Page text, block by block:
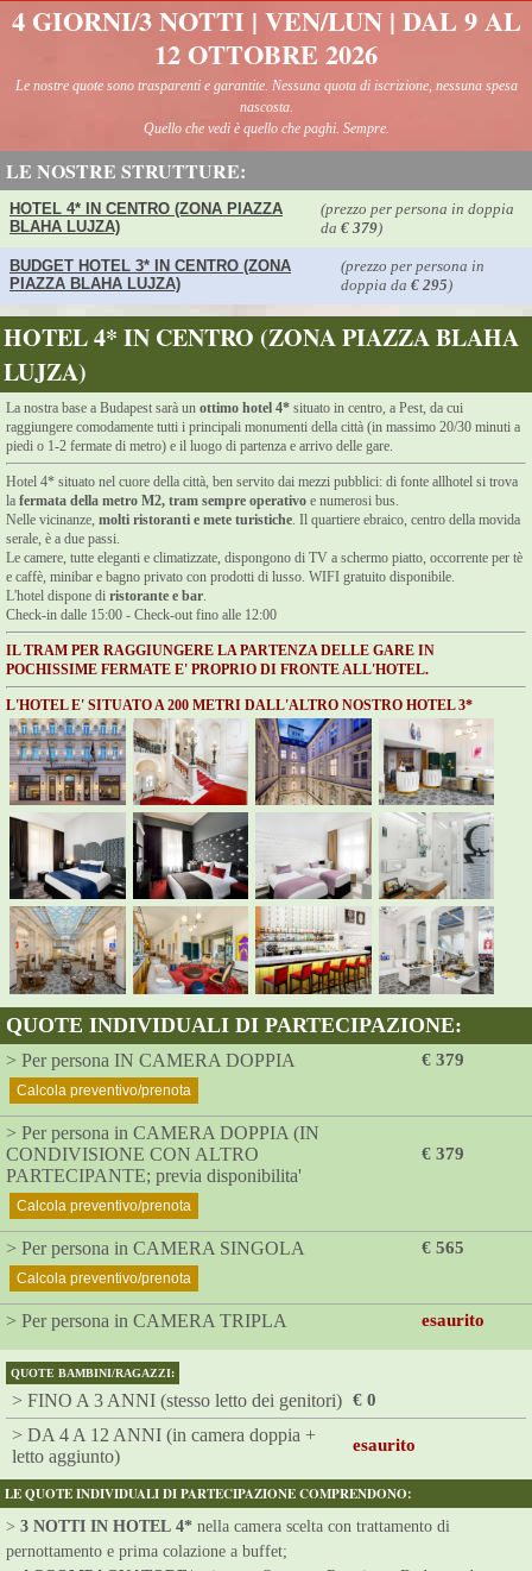
4 GIORNI/3 NOTTI | VEN/LUN | DAL 9 AL
12 OTTOBRE 2026
Le nostre quote sono trasparenti e garantite. Nessuna quota di iscrizione, nessuna spesa
nascosta.
Quello che vedi è quello che paghi. Sempre.
LE NOSTRE STRUTTURE:
HOTEL 4* IN CENTRO (ZONA PIAZZA
BLAHA LUJZA)
(prezzo per persona in doppia
da€ 379)
BUDGET HOTEL 3* IN CENTRO (ZONA
PIAZZA BLAHA LUJZA)
(prezzo per persona in
doppia da € 295)
HOTEL 4* IN CENTRO (ZONA PIAZZA BLAHA
LUJZA)
La nostra base a Budapest sarà un ottimo hotel 4* situato in centro, a Pest, da cui
raggiungere comodamente tutti i principali monumenti della città (in massimo 20/30 minuti a
piedi o 1-2 fermate di metro) e il luogo di partenza e arrivo delle gare.
Hotel 4* situato nel cuore della città, ben servito dai mezzi pubblici: di fonte allhotel si trova
la fermata della metro M2, tram sempre operativo e numerosi bus.
Nelle vicinanze, molti ristoranti e mete turistiche. Il quartiere ebraico, centro della movida
serale, è a due passi.
Le camere, tutte eleganti e climatizzate, dispongono di TV a schermo piatto, occorrente per tè
e caffè, minibar e bagno privato con prodotti di lusso. WIFI gratuito disponibile.
L'hotel dispone di ristorante e bar.
Check-in dalle 15:00 - Check-out fino alle 12:00
IL TRAM PER RAGGIUNGERE LA PARTENZA DELLE GARE IN
POCHISSIME FERMATE E' PROPRIO DI FRONTE ALL'HOTEL.
L'HOTEL E' SITUATO A 200 METRI DALL'ALTRO NOSTRO HOTEL 3*
QUOTE INDIVIDUALI DI PARTECIPAZIONE:
> Per persona IN CAMERA DOPPIA € 379
Calcola preventivo/prenota
> Per persona in CAMERA DOPPIA (IN
CONDIVISIONE CON ALTRO
PARTECIPANTE; previa disponibilita'
€ 379
Calcola preventivo/prenota
> Per persona in CAMERA SINGOLA € 565
Calcola preventivo/prenota
> Per persona in CAMERA TRIPLA esaurito
QUOTE BAMBINI/RAGAZZI:
> FINO A 3 ANNI (stesso letto dei genitori) € 0
> DA 4 A 12 ANNI (in camera doppia +
letto aggiunto)
esaurito
LE QUOTE INDIVIDUALI DI PARTECIPAZIONE COMPRENDONO:
> 3 NOTTI IN HOTEL 4* nella camera scelta con trattamento di
pernottamento e prima colazione a buffet;